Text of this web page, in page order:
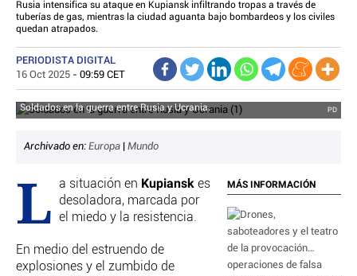
CULTURA
TELEVISIÓN
MAGAZINE
OTRAS WEBS
MOTOR
TRAVELLERS
EXPERTOS
SALUD
3SEGUNDOS
Rusia intensifica su ataque en Kupiansk infiltrando tropas a través de
tuberías de gas, mientras la ciudad aguanta bajo bombardeos y los civiles
quedan atrapados.
PERIODISTA DIGITAL
16 Oct 2025 - 09:59 CET
Soldados en la guerra entre Rusia y Ucrania. PD
Archivado en: Europa Mundo
MÁS INFORMACIÓN
L a situación en Kupiansk es
desoladora, marcada por
el miedo y la resistencia.
En medio del estruendo de
explosiones y el zumbido de